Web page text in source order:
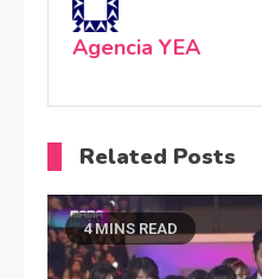
Agencia YEA
Related Posts
4 MINS READ